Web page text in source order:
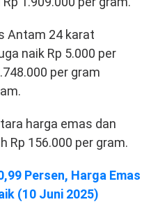
Antam 24 karat
naik Rp 5.000 per
per gram
harga emas dan
Rp 156.000 per gram.
Persen, Harga Emas
(10 Juni 2025)